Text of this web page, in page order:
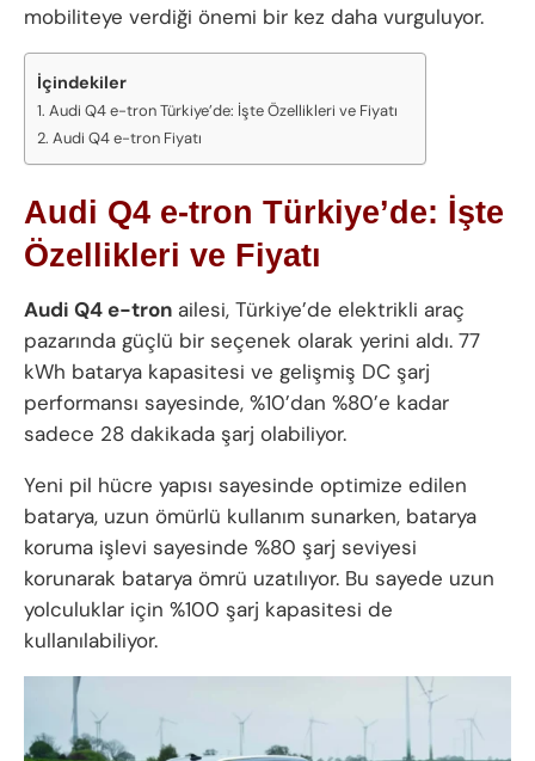
mobiliteye verdiği önemi bir kez daha vurguluyor.
İçindekiler
Audi Q4 e-tron Türkiye’de: İşte Özellikleri ve Fiyatı
Audi Q4 e-tron Fiyatı
Audi Q4 e-tron Türkiye’de: İşte
Özellikleri ve Fiyatı
Audi Q4 e-tron ailesi, Türkiye’de elektrikli araç
pazarında güçlü bir seçenek olarak yerini aldı. 77
kWh batarya kapasitesi ve gelişmiş DC şarj
performansı sayesinde, %10’dan %80’e kadar
sadece 28 dakikada şarj olabiliyor.
Yeni pil hücre yapısı sayesinde optimize edilen
batarya, uzun ömürlü kullanım sunarken, batarya
koruma işlevi sayesinde %80 şarj seviyesi
korunarak batarya ömrü uzatılıyor. Bu sayede uzun
yolculuklar için %100 şarj kapasitesi de
kullanılabiliyor.